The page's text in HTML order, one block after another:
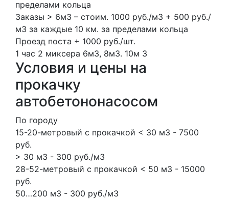
пределами кольца
Заказы > 6м3 – стоим. 1000 руб./м3 + 500 руб./
м3 за каждые 10 км. за пределами кольца
Проезд поста + 1000 руб./шт.
1 час 2 миксера 6м3, 8м3. 10м 3
Условия и цены на
прокачку
автобетононасосом
По городу
15-20-метровый с прокачкой < 30 м3 - 7500
руб.
> 30 м3 - 300 руб./м3
28-52-метровый с прокачкой < 50 м3 - 15000
руб.
50…200 м3 - 300 руб./м3